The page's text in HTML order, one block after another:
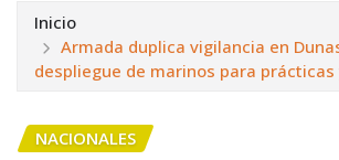
Inicio
Armada duplica vigilancia en
despliegue de marinos para
NACIONALES